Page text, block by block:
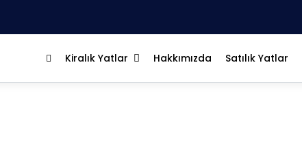
Kiralık Yatlar Hakkımızda Satılık Yatlar